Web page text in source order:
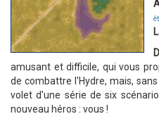
amusant et difficile, qui vous
de combattre l'Hydre, mais,
volet d'une série de six
nouveau héros : vous !